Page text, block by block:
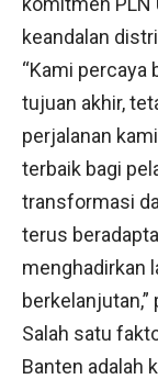
keandalan
“Kami percaya
tujuan akhir,
perjalanan
terbaik bagi
transformasi
terus
menghadirkan
Salah satu
Banten adalah